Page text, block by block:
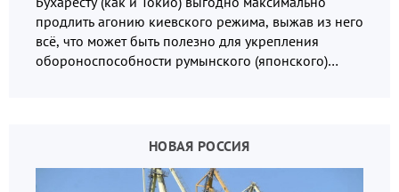
продлить агонию киевского режима, выжав из него
всё, что может быть полезно для укрепления
обороноспособности румынского (японского)
НОВАЯ РОССИЯ